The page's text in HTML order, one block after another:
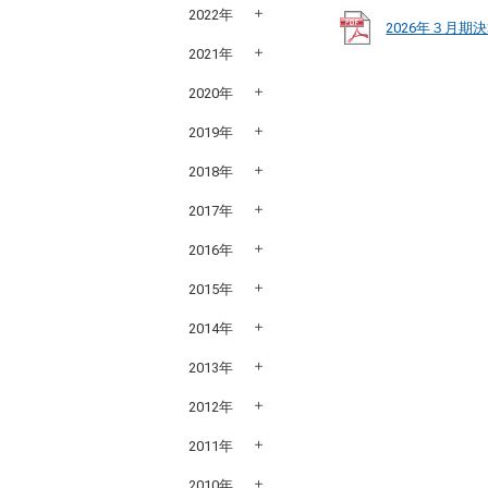
2026年３月期
2022年
2021年
2020年
2019年
2018年
2017年
2016年
2015年
2014年
2013年
2012年
2011年